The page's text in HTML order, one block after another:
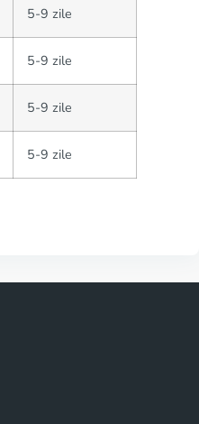
5-9 zile
5-9 zile
5-9 zile
5-9 zile